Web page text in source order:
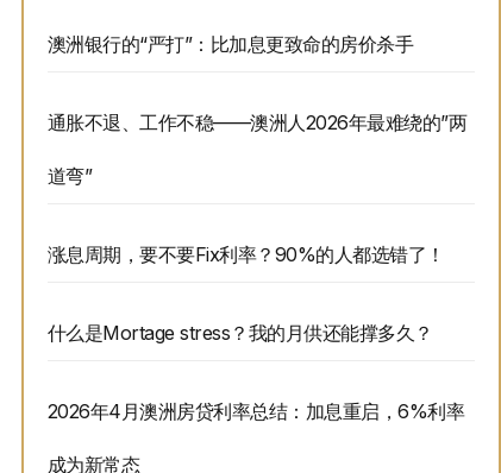
澳洲银行的“严打”：比加息更致命的房价杀手
通胀不退、工作不稳——澳洲人2026年最难绕的”两
道弯”
涨息周期，要不要Fix利率？90%的人都选错了！
什么是Mortage stress？我的月供还能撑多久？
2026年4月澳洲房贷利率总结：加息重启，6%利率
成为新常态